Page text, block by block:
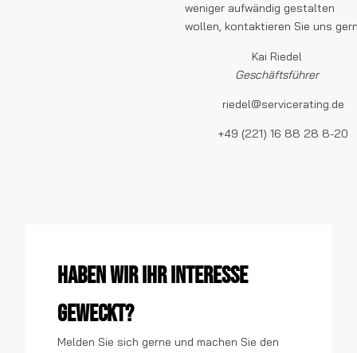
weniger aufwändig gestalten
wollen, kontaktieren Sie uns
Kai Riedel
Geschäftsführer
riedel@servicerating.de
+49 (221) 16 88 28 8-20
Haben wir Ihr Interesse
geweckt?
Melden Sie sich gerne und machen Sie den